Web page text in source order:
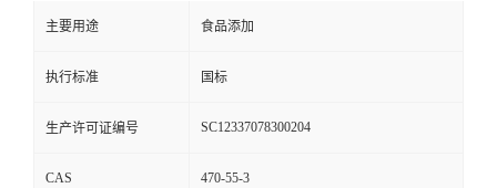
主要用途 食品添加
执行标准 国标
生产许可证编号 SC12337078300204
CAS 470-55-3